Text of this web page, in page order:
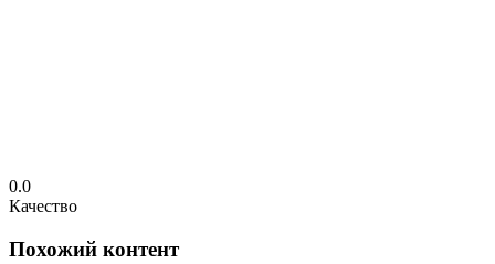
0.0
Качество
Похожий контент